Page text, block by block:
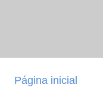
Página inicial